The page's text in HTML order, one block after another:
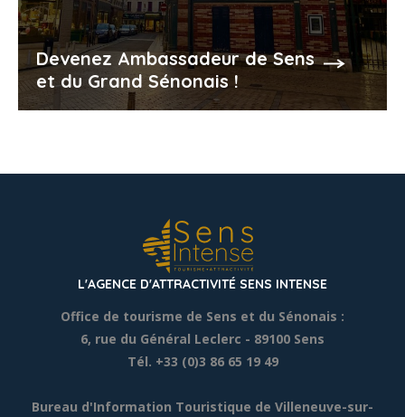
Devenez Ambassadeur de Sens
et du Grand Sénonais !
L'AGENCE D'ATTRACTIVITÉ SENS INTENSE
Office de tourisme de Sens et du Sénonais :
6, rue du Général Leclerc - 89100 Sens
Tél. +33 (0)3 86 65 19 49
Bureau d'Information Touristique de Villeneuve-sur-